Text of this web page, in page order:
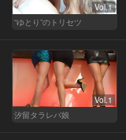
Vol.1
“ゆとり”のトリセツ
Vol.1
汐留タラレバ娘